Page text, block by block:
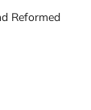
Reformed